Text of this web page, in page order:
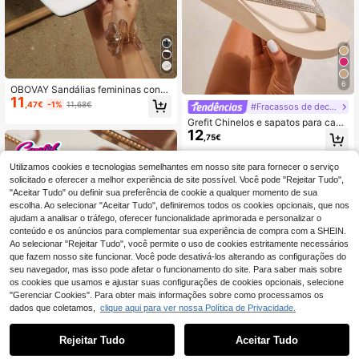
OBOVAY Sandálias femininas confo
rtáveis de dedo com salto grosso e
biqueira quadrada, sandálias branc
lto respiráveis com biqueira aberta,
versáteis e minimalistas, novas par
11 ,47€ -1% 11,68€
6
#Fracassos de declaração
Grefit Chinelos e sapatos para casa
adequados para uso diário Sapatos
de férias de verão Outono Ano Nov
12 ,75€
Utilizamos cookies e tecnologias semelhantes em nosso site para fornecer o serviço
solicitado e oferecer a melhor experiência de site possível. Você pode "Rejeitar Tudo",
"Aceitar Tudo" ou definir sua preferência de cookie a qualquer momento de sua
escolha. Ao selecionar "Aceitar Tudo", definiremos todos os cookies opcionais, que nos
ajudam a analisar o tráfego, oferecer funcionalidade aprimorada e personalizar o
conteúdo e os anúncios para complementar sua experiência de compra com a SHEIN.
Ao selecionar "Rejeitar Tudo", você permite o uso de cookies estritamente necessários
que fazem nosso site funcionar. Você pode desativá-los alterando as configurações do
seu navegador, mas isso pode afetar o funcionamento do site. Para saber mais sobre
os cookies que usamos e ajustar suas configurações de cookies opcionais, selecione
"Gerenciar Cookies". Para obter mais informações sobre como processamos os
dados que coletamos, clique aqui para ver nossa Política de Privacidade.
Rejeitar Tudo Aceitar Tudo